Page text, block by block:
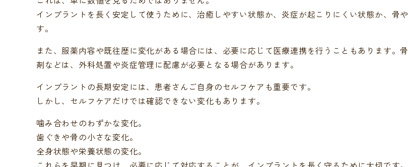
インプラントを長く安定して使うために、治癒しやすい状態か、炎症が起こりにくい状態か、骨
す。
また、服薬内容や既往歴に変化がある場合には、必要に応じて医療連携を行うこともあります
剤などは、外科処置や炎症管理に配慮が必要となる場合があります。
インプラントの長期安定には、患者さんご自身のセルフケアも重要です。
しかし、セルフケアだけでは確認できない変化もあります。
噛み合わせのわずかな変化。
歯ぐきや骨の小さな変化。
全身状態や栄養状態の変化。